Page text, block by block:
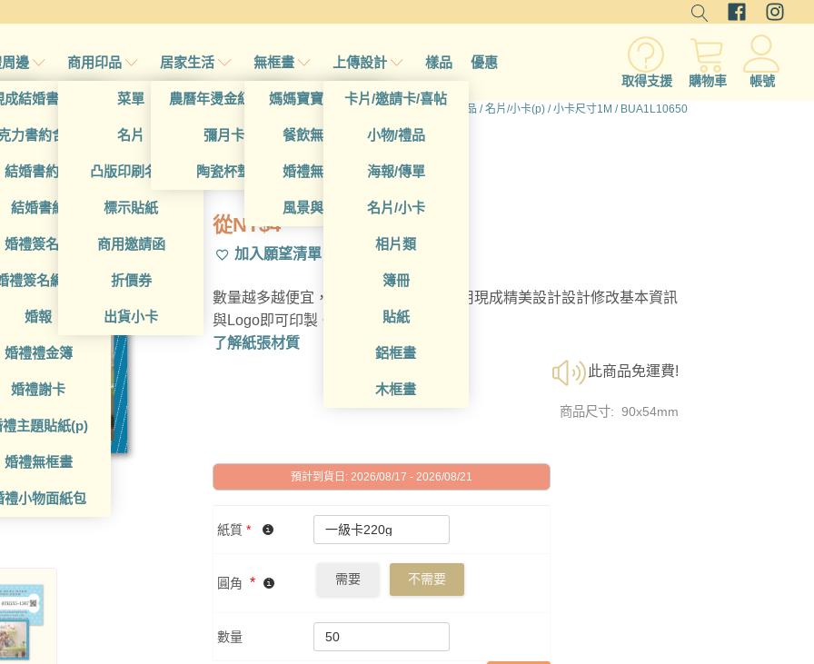
邊
成結婚書約夾
力書約含木座
結婚書約組
結婚書約
婚禮簽名簿
禮簽名綢(p)
婚報
婚禮禮金簿
婚禮謝卡
禮主題貼紙(p)
婚禮無框畫
禮小物面紙包
商用印品
菜單
名片
凸版印刷名片
標示貼紙
商用邀請函
折價券
出貨小卡
居家生活
農曆年燙金紅包袋
彌月卡
陶瓷杯墊
無框畫
媽媽寶寶無框畫
餐飲無框畫
婚禮無框畫
風景與藝術
上傳設計
卡片/邀請卡/喜帖
小物/禮品
海報/傳單
名片/小卡
相片類
簿冊
貼紙
鋁框畫
木框畫
樣品 優惠
取得支援 購物車 帳號
首頁 / 所有產品 /名片/小卡(p) /小卡尺寸1M / BUA1L10650
BUA1L10650
從NT$4
加入願望清單
數量越多越便宜，多種材質可選擇；利用現成精美設計設計修改基本資訊
與Logo即可印製。
了解紙張材質
此商品免運費!
商品尺寸: 90x54mm
預計到貨日: 2026/08/17 - 2026/08/21
紙質 *
圓角 * 需要 不需要
數量